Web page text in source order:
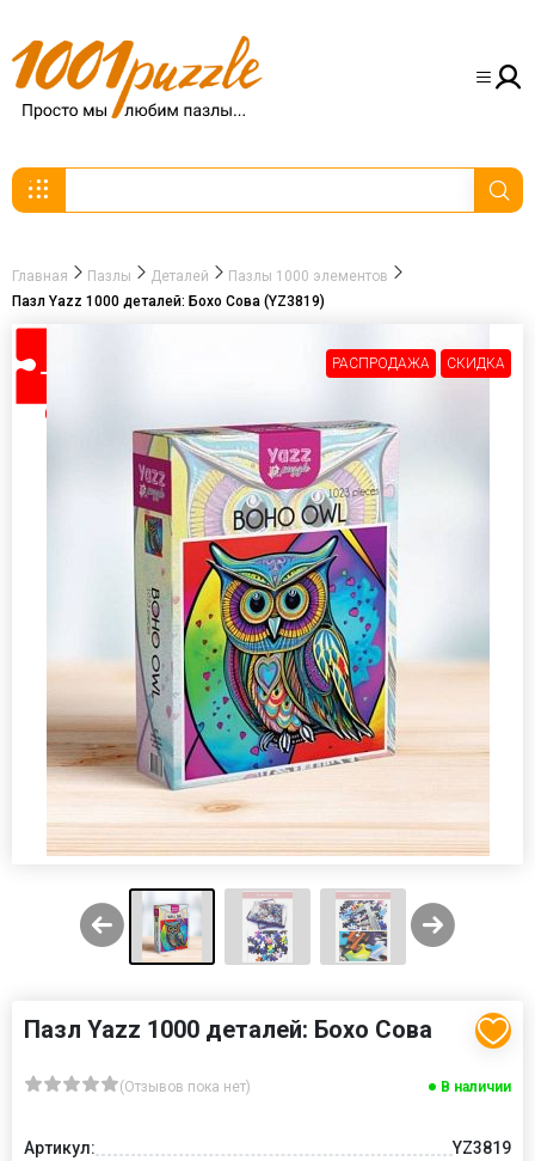
Главная Пазлы Деталей
Пазлы 1000 элементов
Пазл Yazz 1000 деталей: Бохо Сова (YZ3819)
РАСПРОДАЖА СКИДКА
-30%
Пазл Yazz 1000 деталей: Бохо Сова
(Отзывов пока нет) В наличии
Артикул:
YZ3819